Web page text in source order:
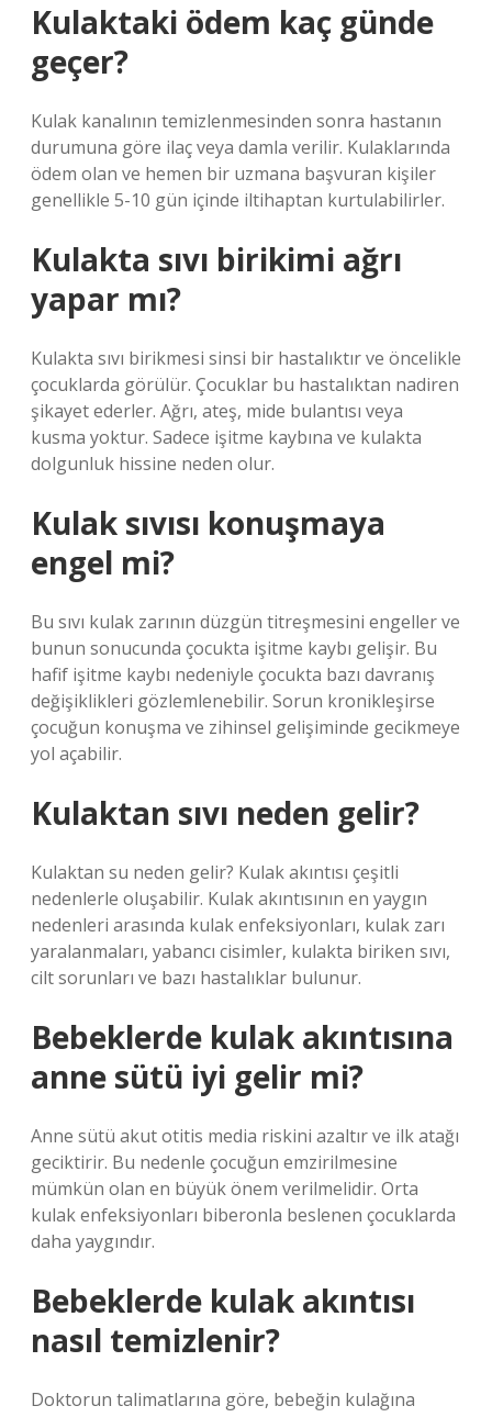
Kulaktaki ödem kaç günde
geçer?
Kulak kanalının temizlenmesinden sonra hastanın
durumuna göre ilaç veya damla verilir. Kulaklarında
ödem olan ve hemen bir uzmana başvuran kişiler
genellikle 5-10 gün içinde iltihaptan kurtulabilirler.
Kulakta sıvı birikimi ağrı
yapar mı?
Kulakta sıvı birikmesi sinsi bir hastalıktır ve öncelikle
çocuklarda görülür. Çocuklar bu hastalıktan nadiren
şikayet ederler. Ağrı, ateş, mide bulantısı veya
kusma yoktur. Sadece işitme kaybına ve kulakta
dolgunluk hissine neden olur.
Kulak sıvısı konuşmaya
engel mi?
Bu sıvı kulak zarının düzgün titreşmesini engeller ve
bunun sonucunda çocukta işitme kaybı gelişir. Bu
hafif işitme kaybı nedeniyle çocukta bazı davranış
değişiklikleri gözlemlenebilir. Sorun kronikleşirse
çocuğun konuşma ve zihinsel gelişiminde gecikmeye
yol açabilir.
Kulaktan sıvı neden gelir?
Kulaktan su neden gelir? Kulak akıntısı çeşitli
nedenlerle oluşabilir. Kulak akıntısının en yaygın
nedenleri arasında kulak enfeksiyonları, kulak zarı
yaralanmaları, yabancı cisimler, kulakta biriken sıvı,
cilt sorunları ve bazı hastalıklar bulunur.
Bebeklerde kulak akıntısına
anne sütü iyi gelir mi?
Anne sütü akut otitis media riskini azaltır ve ilk atağı
geciktirir. Bu nedenle çocuğun emzirilmesine
mümkün olan en büyük önem verilmelidir. Orta
kulak enfeksiyonları biberonla beslenen çocuklarda
daha yaygındır.
Bebeklerde kulak akıntısı
nasıl temizlenir?
Doktorun talimatlarına göre, bebeğin kulağına